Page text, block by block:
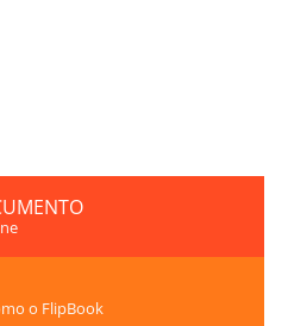
o FlipBook